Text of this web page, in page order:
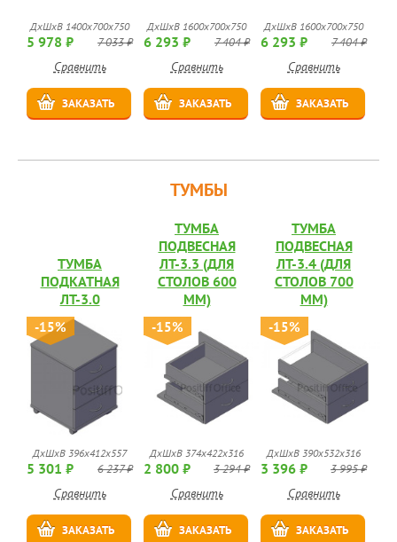
ДхШхВ 1400х700х750
5 978 ₽ 7 033 ₽
Сравнить
ЗАКАЗАТЬ
ДхШхВ 1600х700х750
6 293 ₽ 7 404 ₽
Сравнить
ЗАКАЗАТЬ
ДхШхВ 1600х700х750
6 293 ₽ 7 404 ₽
Сравнить
ЗАКАЗАТЬ
ТУМБЫ
ТУМБА
ПОДКАТНАЯ
ЛТ-3.0
-15%
ДхШхВ 396х412х557
5 301 ₽ 6 237 ₽
Сравнить
ЗАКАЗАТЬ
ТУМБА
ПОДВЕСНАЯ
ЛТ-3.3 (ДЛЯ
СТОЛОВ 600
ММ)
-15%
ДхШхВ 374х422х316
2 800 ₽ 3 294 ₽
Сравнить
ЗАКАЗАТЬ
ТУМБА
ПОДВЕСНАЯ
ЛТ-3.4 (ДЛЯ
СТОЛОВ 700
ММ)
-15%
ДхШхВ 390х532х316
3 396 ₽ 3 995 ₽
Сравнить
ЗАКАЗАТЬ